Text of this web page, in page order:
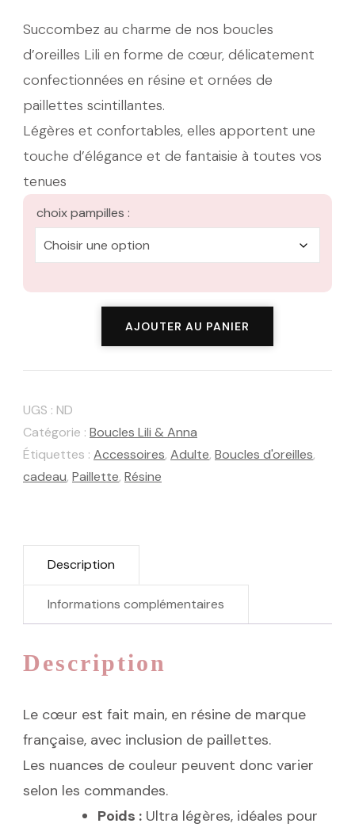
Succombez au charme de nos boucles
d’oreilles Lili en forme de cœur, délicatement
confectionnées en résine et ornées de
paillettes scintillantes.
Légères et confortables, elles apportent une
touche d’élégance et de fantaisie à toutes vos
tenues
choix pampilles :
d'oreilles
Lili
camélia
AJOUTER AU PANIER
UGS : ND
Catégorie : Boucles Lili & Anna
Étiquettes : Accessoires, Adulte, Boucles d'oreilles,
cadeau, Paillette, Résine
Description
Informations complémentaires
Description
Le cœur est fait main, en résine de marque
française, avec inclusion de paillettes.
Les nuances de couleur peuvent donc varier
selon les commandes.
Poids : Ultra légères, idéales pour